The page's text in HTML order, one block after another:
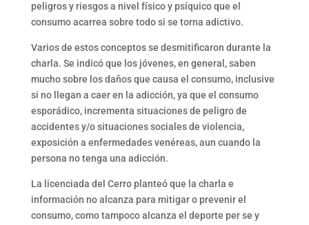
peligros y riesgos a nivel físico y psíquico que el
consumo acarrea sobre todo si se torna adictivo.
Varios de estos conceptos se desmitificaron durante la
charla. Se indicó que los jóvenes, en general, saben
mucho sobre los daños que causa el consumo, inclusive
si no llegan a caer en la adicción, ya que el consumo
esporádico, incrementa situaciones de peligro de
accidentes y/o situaciones sociales de violencia,
exposición a enfermedades venéreas, aun cuando la
persona no tenga una adicción.
La licenciada del Cerro planteó que la charla e
información no alcanza para mitigar o prevenir el
consumo, como tampoco alcanza el deporte per se y